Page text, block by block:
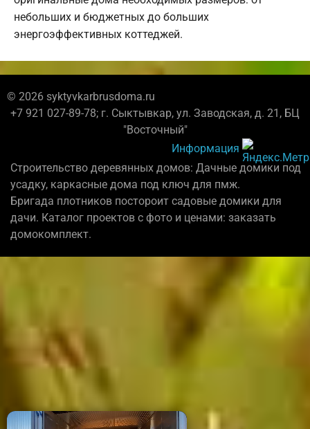
небольших и бюджетных до больших
энергоэффективных коттеджей.
© 2026 syktyvkarbrusdoma.ru
+7 921 027-89-78; г. Сыктывкар, ул. Заводская, д. 21, БЦ
"Восточный"
Информация
Строительство деревянных домов: Дачные домики под
усадку, каркасные дома под ключ для пмж.
Бригада плотников постороит садовые домики для
дачи. Каталог проектов с фото и ценами: заказать
домокомплект.